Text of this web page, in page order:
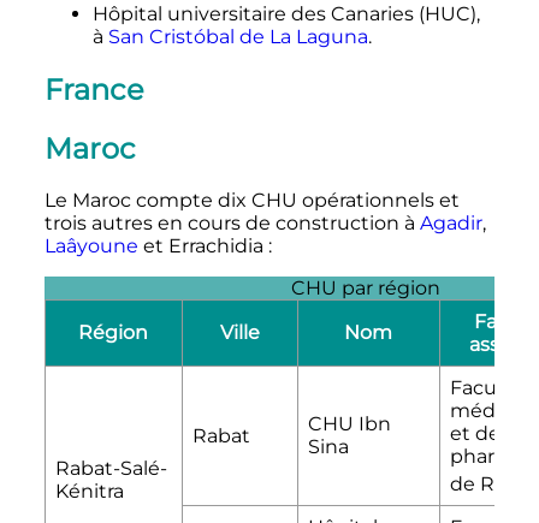
Hôpital universitaire des Canaries (HUC),
à San Cristóbal de La Laguna.
France
Maroc
Le Maroc compte dix CHU opérationnels et
trois autres en cours de construction à Agadir,
Laâyoune et Errachidia :
CHU par région
Région
Ville Nom
Rabat-Salé-
Kénitra
Rabat
CHU Ibn
Sina
Faculté
et de
de Rabat